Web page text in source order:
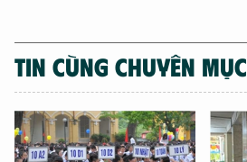
TIN CÙNG CHUYÊN MỤC